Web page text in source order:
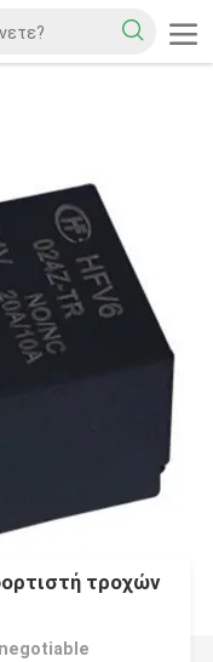
τροχών